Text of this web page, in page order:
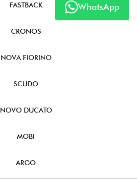
WhatsApp
FASTBACK
CRONOS
NOVA FIORINO
SCUDO
NOVO DUCATO
MOBI
ARGO